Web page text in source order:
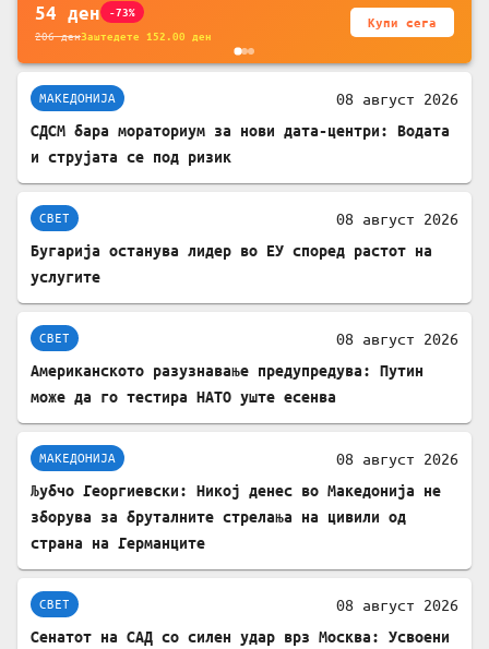
54 ден -73%
206денЗаштедете 152.00 ден
Купи сега
МАКЕДОНИЈА 08 август 2026
СДСМ бара мораториум за нови дата-центри: Водата
и струјата се под ризик
СВЕТ 08 август 2026
Бугарија останува лидер во ЕУ според растот на
услугите
СВЕТ 08 август 2026
Американското разузнавање предупредува: Путин
може да го тестира НАТО уште есенва
МАКЕДОНИЈА 08 август 2026
Љубчо Георгиевски: Никој денес во Македонија не
зборува за бруталните стрелања на цивили од
страна на Германците
СВЕТ 08 август 2026
Сенатот на САД со силен удар врз Москва: Усвоени